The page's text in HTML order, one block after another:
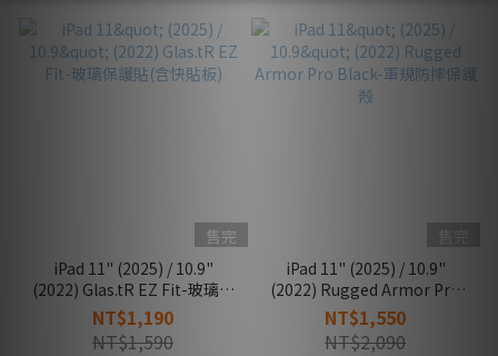
售完
iPad 11" (2025) / 10.9"
(2022) Glas.tR EZ Fit-玻璃保
護貼(含快貼板)
NT$1,190
NT$1,590
iPad 11" (2025) / 10.9"
(2022) Rugged Armor Pro
Black-軍規防摔保護殼
NT$1,550
NT$2,090